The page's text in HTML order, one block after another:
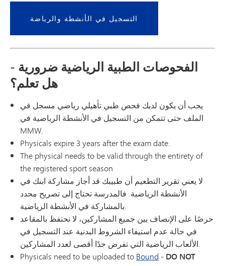
التسجيل في الأنشطة والرياضة
الفحوصات الطبية الرياضية ضرورية -
هل تعلم؟
يجب أن يكون لديك فحص طبي تأهيلي رياضي مسجل في
الملف حتى تتمكن من التسجيل في الأنشطة الرياضية في
MMW.
Physicals expire 3 years after the exam date.
The physical needs to be valid through the entirety of
the registered sport season
لا يعني تقرير التطعيم أن طبيبك قد أجاز مشاركة ابنك في
الأنشطة الرياضية. فالمدرسة تحتاج إلى تصريح محدد
بالمشاركة في الأنشطة الرياضية.
حرصًا على الإنصاف بين جميع المشاركين، لا نحتفظ بالمقاعد
في حالة عدم استيفاء الشروط البدنية عند التسجيل في
الألعاب الرياضية التي تفرض حدًا أقصى لعدد المشاركين.
Physicals need to be uploaded to Bound - DO NOT